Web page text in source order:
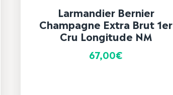
Larmandier Bernier
Champagne Extra Brut 1er
Cru Longitude NM
67,00€